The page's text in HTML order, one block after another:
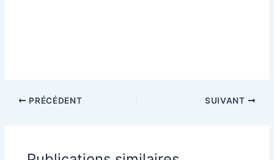
PRÉCÉDENT SUIVANT